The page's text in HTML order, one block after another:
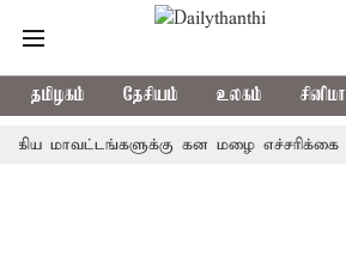
தமிழகம் தேசியம் உலகம் சினிமா
மாவட்டங்களுக்கு கன மழை எச்சரிக்கை